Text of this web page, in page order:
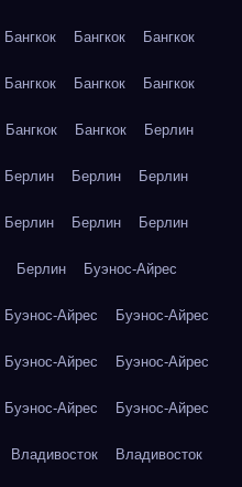
Бангкок Бангкок Бангкок
Бангкок Бангкок Бангкок
Бангкок Бангкок Берлин
Берлин Берлин Берлин
Берлин Берлин Берлин
Берлин Буэнос-Айрес
Буэнос-Айрес Буэнос-Айрес
Буэнос-Айрес Буэнос-Айрес
Буэнос-Айрес Буэнос-Айрес
Владивосток Владивосток